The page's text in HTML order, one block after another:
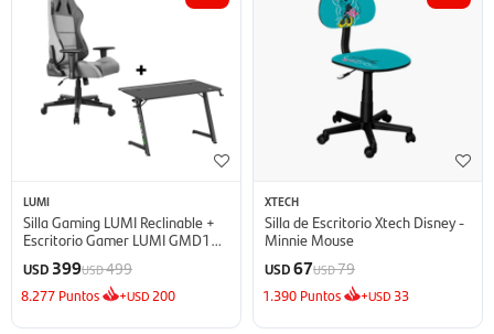
LUMI
Silla Gaming LUMI Reclinable +
Escritorio Gamer LUMI GMD16-
3 con Luz RGB - Grey
USD 399USD499
8.277 Puntos +USD200
XTECH
Silla de Escritorio Xtech Disney -
Minnie Mouse
USD67USD79
1.390 Puntos +USD33